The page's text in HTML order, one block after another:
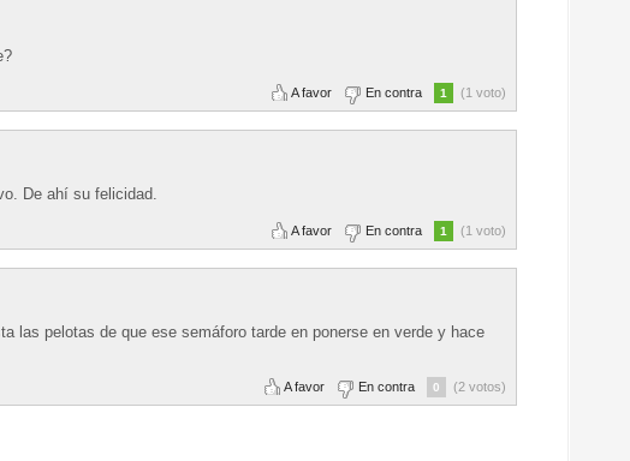
A favor En contra 1 (1 voto)
De ahí su felicidad.
A favor En contra 1 (1 voto)
las pelotas de que ese semáforo tarde en ponerse en verde y hace
A favor En contra 0 (2 votos)